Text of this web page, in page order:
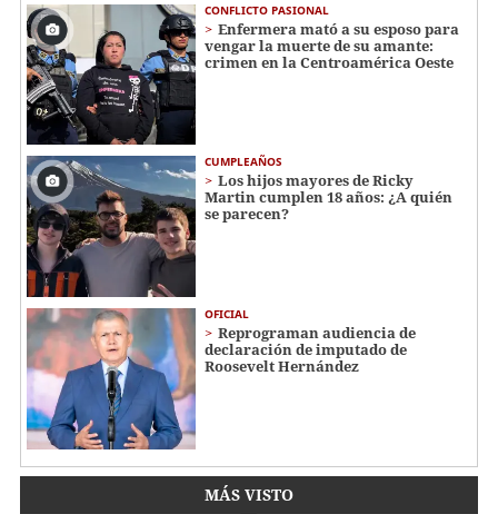
CONFLICTO PASIONAL
Enfermera mató a su esposo para
vengar la muerte de su amante:
crimen en la Centroamérica Oeste
CUMPLEAÑOS
Los hijos mayores de Ricky
Martin cumplen 18 años: ¿A quién
se parecen?
OFICIAL
Reprograman audiencia de
declaración de imputado de
Roosevelt Hernández
MÁS VISTO